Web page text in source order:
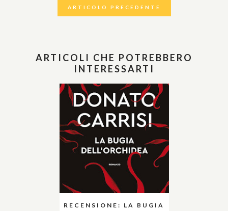
ARTICOLO PRECEDENTE
ARTICOLI CHE POTREBBERO
INTERESSARTI
RECENSIONE: LA BUGIA